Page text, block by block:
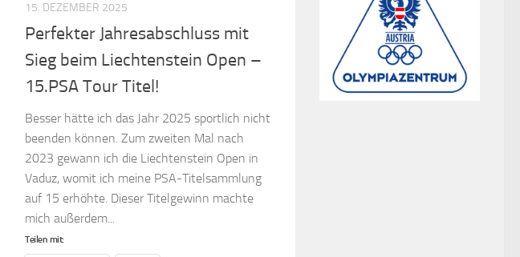
15. DEZEMBER 2025
Perfekter Jahresabschluss mit
Sieg beim Liechtenstein Open –
15.PSA Tour Titel!
Besser hätte ich das Jahr 2025 sportlich nicht
beenden können. Zum zweiten Mal nach
2023 gewann ich die Liechtenstein Open in
Vaduz, womit ich meine PSA-Titelsammlung
auf 15 erhöhte. Dieser Titelgewinn machte
mich außerdem...
Teilen mit: